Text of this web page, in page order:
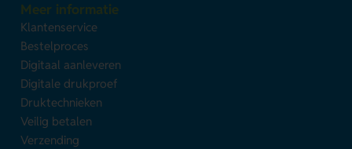
Meer informatie
Klantenservice
Bestelproces
Digitaal aanleveren
Digitale drukproef
Druktechnieken
Veilig betalen
Verzending